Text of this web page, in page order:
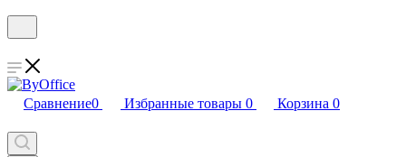
Сравнение0 Избранные товары 0 Корзина 0